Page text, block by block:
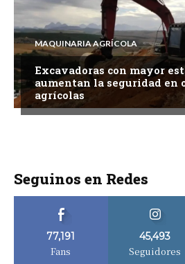
MAQUINARIA AGRÍCOLA
Excavadoras con mayor
aumentan la seguridad en
agrícolas
Seguinos en Redes
77,191
Fans
45,493
Seguidores